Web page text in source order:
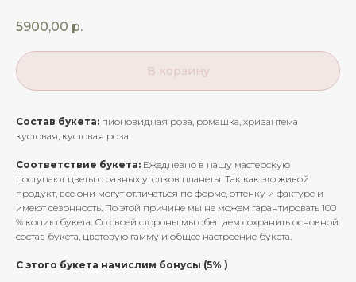
5900,00 р.
В корзину
Состав букета: пионовидная роза, ромашка, хризантема
кустовая, кустовая роза
Соответствие букета: Ежедневно в нашу мастерскую
поступают цветы с разных уголков планеты. Так как это живой
продукт, все они могут отличаться по форме, оттенку и фактуре и
имеют сезонность. По этой причине мы не можем гарантировать 100
% копию букета. Со своей стороны мы обещаем сохранить основной
состав букета, цветовую гамму и общее настроение букета.
С этого букета начислим бонусы (5% )